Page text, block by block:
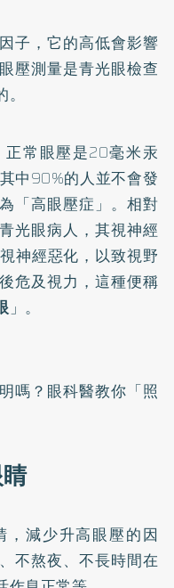
子，它的高低會影響
壓測量是青光眼檢查
常眼壓是20毫米汞
中90%的人並不會發
「高眼壓症」。相對
光眼病人，其視神經
神經惡化，以致視野
危及視力，這種便稱
」。
嗎？眼科醫教你「照
減少升高眼壓的因
不熬夜、不長時間在